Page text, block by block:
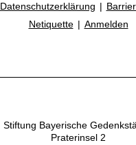
Datenschutzerklärung
Netiquette
Anmelden
Stiftung Bayerische
Praterinsel 2